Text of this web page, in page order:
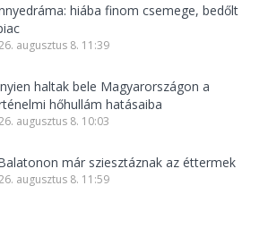
hiába finom csemege, bedőlt
augusztus 8. 11:39
haltak bele Magyarországon a
hőhullám hatásaiba
augusztus 8. 10:03
már sziesztáznak az éttermek
augusztus 8. 11:59